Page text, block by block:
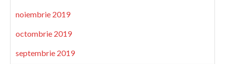
noiembrie 2019
octombrie 2019
septembrie 2019